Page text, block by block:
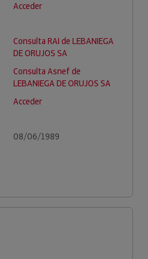
Acceder
Consulta RAI de LEBANIEGA
DE ORUJOS SA
Consulta Asnef de
LEBANIEGA DE ORUJOS SA
Acceder
08/06/1989